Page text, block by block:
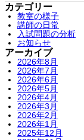
カテゴリー
教室の様子
講師の日常
入試問題の分析
お知らせ
アーカイブ
2026年8月
2026年7月
2026年6月
2026年5月
2026年4月
2026年3月
2026年2月
2026年1月
2025年12月